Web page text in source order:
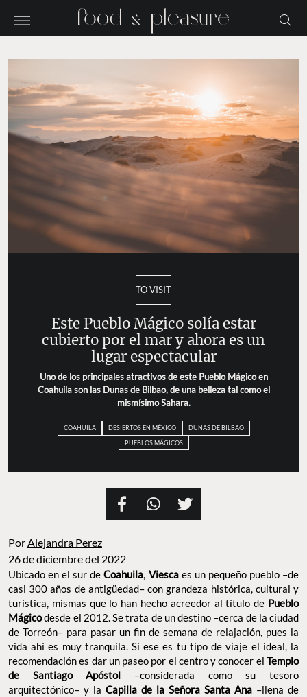
TO VISIT
Este Pueblo Mágico solía estar
cubierto por el mar y ahora es un
lugar espectacular
Uno de los principales atractivos de este Pueblo Mágico en
Coahuila son las Dunas de Bilbao, de una belleza tal como el
mismísimo Sahara.
COAHUILA DESIERTOS EN MÉXICO
DUNAS DE BILBAO
PUEBLOS MÁGICOS
PorAlejandra Perez
26 de diciembre del 2022
Ubicado en el sur deCoahuila, Viescaes un pequeño pueblo –de
casi 300 años de antigüedad– con grandeza histórica, cultural y
turística, mismas que lo han hecho acreedor al título de Pueblo
Mágicodesde el 2012. Se trata de un destino –cerca de la ciudad
de Torreón– para pasar un fin de semana de relajación, pues la
vida ahí es muy tranquila. Si ese es tu tipo de viaje el ideal, la
recomendación es dar un paseo por el centro y conocer el Templo
de Santiago Apóstol –considerada como su tesoro
arquitectónico– y la Capilla de la Señora Santa Ana –llena de